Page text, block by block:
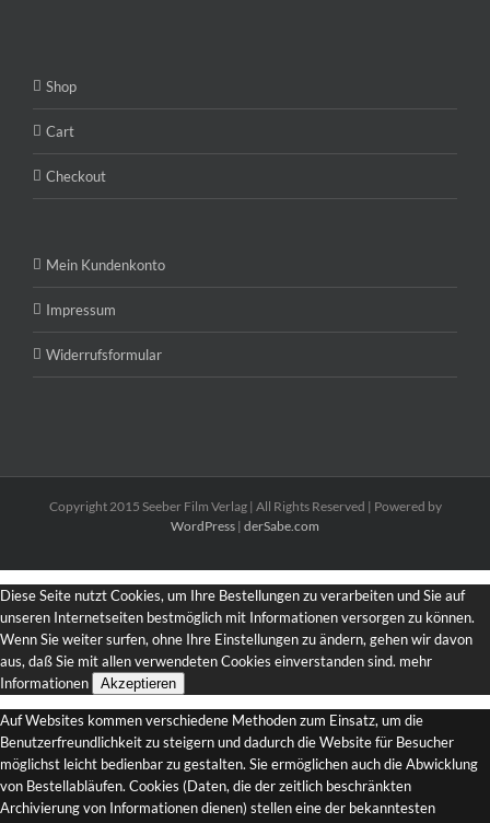
Shop
Cart
Checkout
Mein Kundenkonto
Impressum
Widerrufsformular
Copyright 2015 Seeber Film Verlag | All Rights Reserved | Powered by
WordPress | derSabe.com
Diese Seite nutzt Cookies, um Ihre Bestellungen zu verarbeiten und Sie auf
unseren Internetseiten bestmöglich mit Informationen versorgen zu können.
Wenn Sie weiter surfen, ohne Ihre Einstellungen zu ändern, gehen wir davon
aus, daß Sie mit allen verwendeten Cookies einverstanden sind. mehr
Informationen
Akzeptieren
Auf Websites kommen verschiedene Methoden zum Einsatz, um die
Benutzerfreundlichkeit zu steigern und dadurch die Website für Besucher
möglichst leicht bedienbar zu gestalten. Sie ermöglichen auch die Abwicklung
von Bestellabläufen. Cookies (Daten, die der zeitlich beschränkten
Archivierung von Informationen dienen) stellen eine der bekanntesten